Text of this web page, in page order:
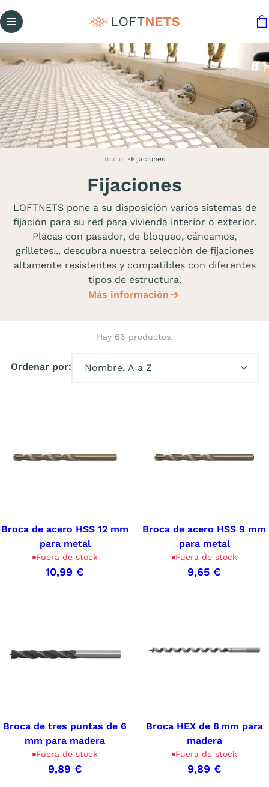
Inicio Fijaciones
Fijaciones
LOFTNETS pone a su disposición varios sistemas de
fijación para su red para vivienda interior o exterior.
Placas con pasador, de bloqueo, cáncamos,
grilletes... descubra nuestra selección de fijaciones
altamente resistentes y compatibles con diferentes
tipos de estructura.
Más información
Hay 66 productos.
Ordenar por:
Broca de acero HSS 12 mm
para metal
Fuera de stock
10,99 €
Broca de acero HSS 9 mm
para metal
Fuera de stock
9,65 €
Broca de tres puntas de 6
mm para madera
Fuera de stock
9,89 €
Broca HEX de 8 mm para
madera
Fuera de stock
9,89 €